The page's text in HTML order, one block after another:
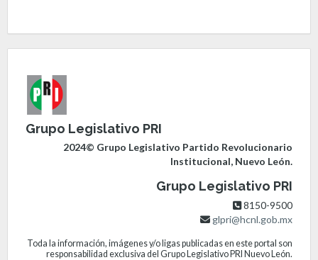
Grupo Legislativo PRI
2024© Grupo Legislativo Partido Revolucionario
Institucional, Nuevo León.
Grupo Legislativo PRI
8150-9500
glpri@hcnl.gob.mx
Toda la información, imágenes y/o ligas publicadas en este portal son
responsabilidad exclusiva del Grupo Legislativo PRI Nuevo León.